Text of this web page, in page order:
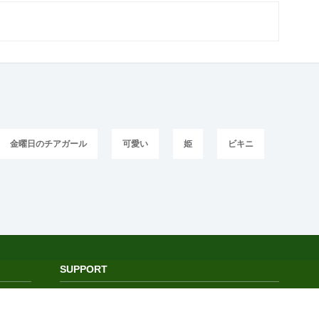
金曜日のチアガール 可愛い 姫 ビキニ
SUPPORT